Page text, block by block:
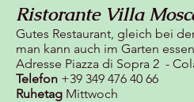
Ristorante Villa
Gutes Restaurant, gleich bei
man kann auch im Garten
Adresse Piazza di Sopra 2 -
Telefon +39 349 476 40 66
Ruhetag Mittwoch